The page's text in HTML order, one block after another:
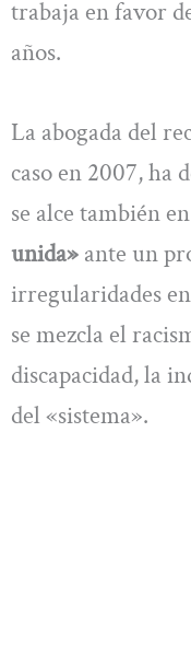
trabaja en favor
años.
La abogada del
caso en 2007, ha
se alce también
unida» ante un
irregularidades
se mezcla el
discapacidad, la
del «sistema».